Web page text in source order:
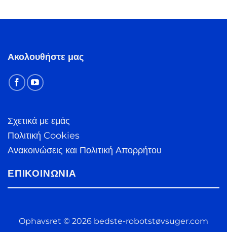
Ακολουθήστε μας
Σχετικά με εμάς
Πολιτική Cookies
Ανακοινώσεις και Πολιτική Απορρήτου
ΕΠΙΚΟΙΝΩΝΊΑ
Ophavsret © 2026 bedste-robotstøvsuger.com